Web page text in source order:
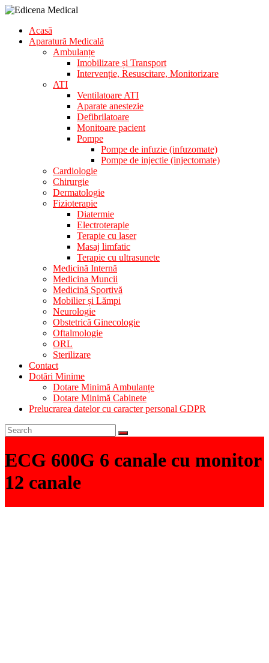
Skip
content
Edicena
Medical
Aparatura
Medicala
Acasă
Aparatură Medicală
Ambulanțe
Imobilizare și Transport
Intervenție, Resuscitare, Monitorizare
ATI
Ventilatoare ATI
Aparate anestezie
Defibrilatoare
Monitoare pacient
Pompe
Pompe de infuzie (infuzomate)
Pompe de injectie (injectomate)
Cardiologie
Chirurgie
Dermatologie
Fizioterapie
Diatermie
Electroterapie
Terapie cu laser
Masaj limfatic
Terapie cu ultrasunete
Medicină Internă
Medicina Muncii
Medicină Sportivă
Mobilier și Lămpi
Neurologie
Obstetrică Ginecologie
Oftalmologie
ORL
Sterilizare
Contact
Dotări Minime
Dotare Minimă Ambulanțe
Dotare Minimă Cabinete
Prelucrarea datelor cu caracter personal GDPR
ECG 600G 6 canale cu monitor
12 canale